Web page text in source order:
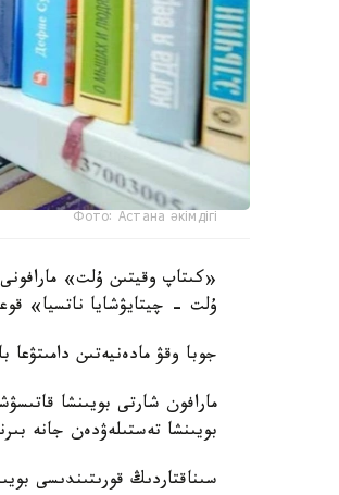
Фото: Астана әкімдігі
«كىتاپ وقيتىن ۇلت»
ۇلت - چيتايۋشايا ناتسيا»
جوبا وقۋ مادەنيەتىن دامىتۋعا
بويىنشا تەستىلەۋدەن جانە
سىناقتاردىڭ قورىتىندىسى